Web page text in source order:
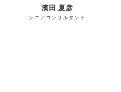
濱田 夏彦
シニアコンサルタント